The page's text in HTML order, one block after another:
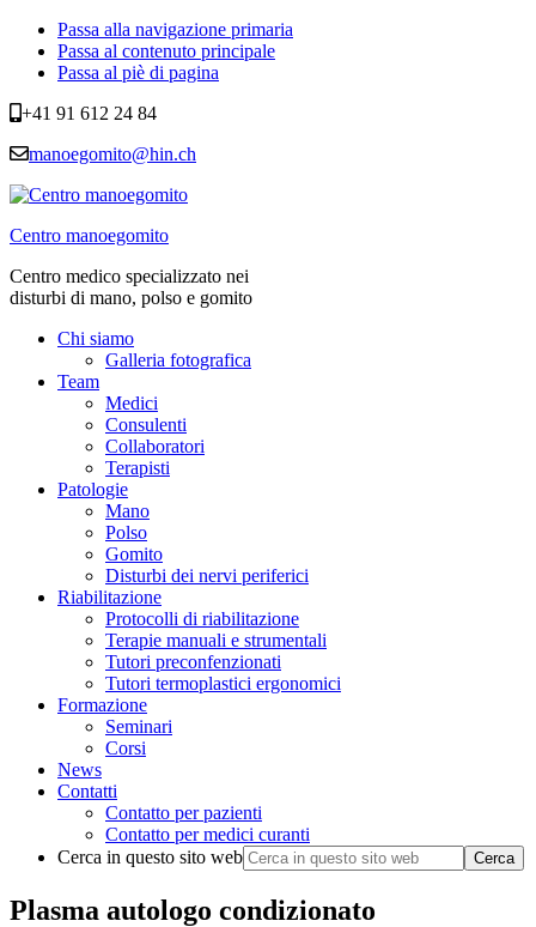
Passa alla navigazione primaria
Passa al contenuto principale
Passa al piè di pagina
+41 91 612 24 84
manoegomito@hin.ch
Centro manoegomito
Centro medico specializzato nei
disturbi di mano, polso e gomito
Chi siamo
Galleria fotografica
Team
Medici
Consulenti
Collaboratori
Terapisti
Patologie
Mano
Polso
Gomito
Disturbi dei nervi periferici
Riabilitazione
Protocolli di riabilitazione
Terapie manuali e strumentali
Tutori preconfenzionati
Tutori termoplastici ergonomici
Formazione
Seminari
Corsi
News
Contatti
Contatto per pazienti
Contatto per medici curanti
Cerca in questo sito web
Plasma autologo condizionato